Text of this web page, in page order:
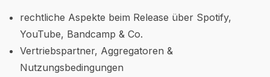
rechtliche Aspekte beim Release über Spotify,
YouTube, Bandcamp & Co.
Vertriebspartner, Aggregatoren &
Nutzungsbedingungen